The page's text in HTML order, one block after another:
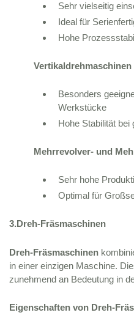
Sehr vielseitig
Ideal für
Hohe
Vertikaldrehmaschinen
Besonders
Werkstücke
Hohe Stabilität
Mehrrevolver- und
Sehr hohe
Optimal für
3.Dreh-Fräsmaschinen
Dreh-Fräsmaschinen
in einer einzigen Maschine.
zunehmend an Bedeutung in
Eigenschaften von Dreh-